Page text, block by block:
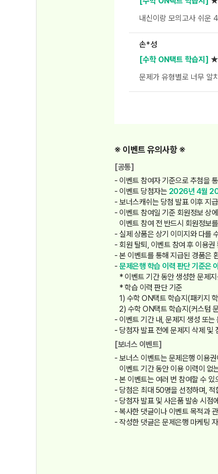
※ 이벤트 유의사항 ※
[공통]
이벤트 참여자 기준으로 추첨을
이벤트 당첨자는 2026년 4월
보너스캐쉬는 당첨 발표 이후 지
이벤트 참여일 기준 회원정보 상
이벤트 참여 전 반드시 회원정보
실제 상품은 상기 이미지와 다를
회원 탈퇴, 이벤트 참여 후 이용
본 이벤트를 통해 지급된 경품은
문제은행 학습 이력 판단 기준은
* 이벤트 기간 동안 생성한 문제
* 학습 이력 판단 기준
1) 수학 ON택트 학습지(패키지
2) 수학 ON택트 학습지(커스텀
이벤트 기간 내, 문제지 생성 또
당첨자 발표 전에 문제지 삭제 및
[보너스 이벤트]
보너스 이벤트는 문제은행 이용
이벤트 기간 동안 이용 이력이 없
본 이벤트는 여러 번 참여할 수
당첨은 최대 50명을 선정하며,
당첨자 발표 및 사은품 발송 시점
복사한 댓글이나 이벤트 목적과
작성한 댓글은 문제은행 마케팅